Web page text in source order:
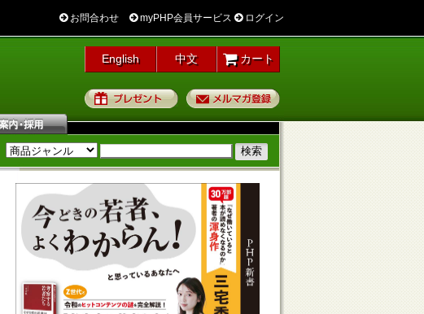
お問合わせ myPHP会員サービス ログイン
English 中文 カート
プレゼント